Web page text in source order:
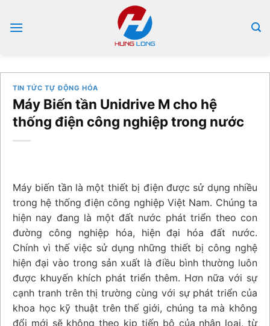
qua
TIN TỨC TỰ ĐỘNG HÓA
Máy Biến tần Unidrive M cho hệ
thống điện công nghiệp trong nước
Máy biến tần là một thiết bị điện được sử dụng nhiều
trong hệ thống điện công nghiệp Việt Nam. Chúng ta
hiện nay đang là một đất nước phát triển theo con
đường công nghiệp hóa, hiện đại hóa đất nước.
Chính vì thế việc sử dụng những thiết bị công nghệ
hiện đại vào trong sản xuất là điều bình thường luôn
được khuyến khích phát triển thêm. Hơn nữa với sự
cạnh tranh trên thị trường cùng với sự phát triển của
khoa học kỹ thuật trên thế giới, chúng ta mà không
đổi mới sẽ không theo kịp tiến bộ của nhân loại, từ